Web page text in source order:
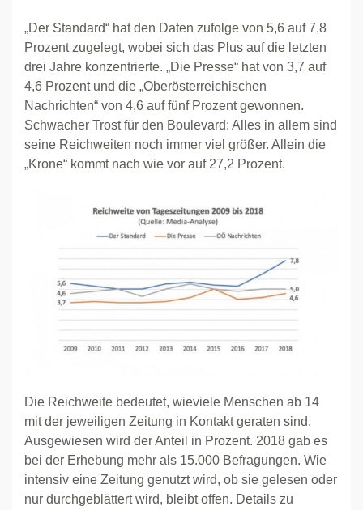
„Der Standard“ hat den Daten zufolge von 5,6 auf 7,8
Prozent zugelegt, wobei sich das Plus auf die letzten
drei Jahre konzentrierte. „Die Presse“ hat von 3,7 auf
4,6 Prozent und die „Oberösterreichischen
Nachrichten“ von 4,6 auf fünf Prozent gewonnen.
Schwacher Trost für den Boulevard: Alles in allem sind
seine Reichweiten noch immer viel größer. Allein die
„Krone“ kommt nach wie vor auf 27,2 Prozent.
Die Reichweite bedeutet, wieviele Menschen ab 14
mit der jeweiligen Zeitung in Kontakt geraten sind.
Ausgewiesen wird der Anteil in Prozent. 2018 gab es
bei der Erhebung mehr als 15.000 Befragungen. Wie
intensiv eine Zeitung genutzt wird, ob sie gelesen oder
nur durchgeblättert wird, bleibt offen. Details zu